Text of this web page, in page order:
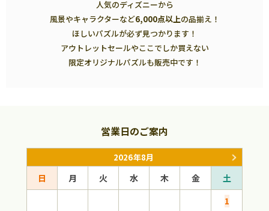
人気のディズニーから
風景やキャラクターなど6,000点以上の品揃え！
ほしいパズルが必ず見つかります！
アウトレットセールやここでしか買えない
限定オリジナルパズルも販売中です！
営業日のご案内
2026年8月
日 月 火 水 木 金
土
1